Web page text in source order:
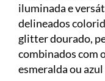
iluminada e
delineados
glitter dourado,
combinados com
esmeralda ou